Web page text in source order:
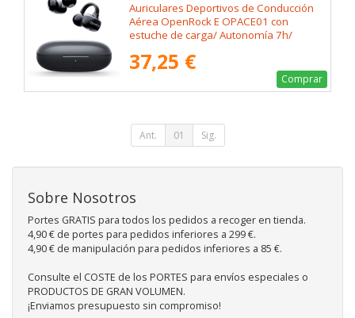
Auriculares Deportivos de Conducción
Aérea OpenRock E OPACE01 con
estuche de carga/ Autonomía 7h/
37,25 €
Comprar
Ant. 01 Sig.
Sobre Nosotros
Portes GRATIS para todos los pedidos a recoger en tienda.
4,90 € de portes para pedidos inferiores a 299 €.
4,90 € de manipulación para pedidos inferiores a 85 €.
Consulte el COSTE de los PORTES para envíos especiales o
PRODUCTOS DE GRAN VOLUMEN.
¡Enviamos presupuesto sin compromiso!